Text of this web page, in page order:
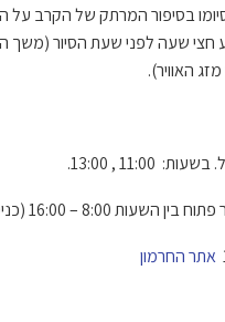
בסיפור המרתק של הקרב על
האוויר).
(כניסת רכב עד השעה 15:00)
אתר החרמון